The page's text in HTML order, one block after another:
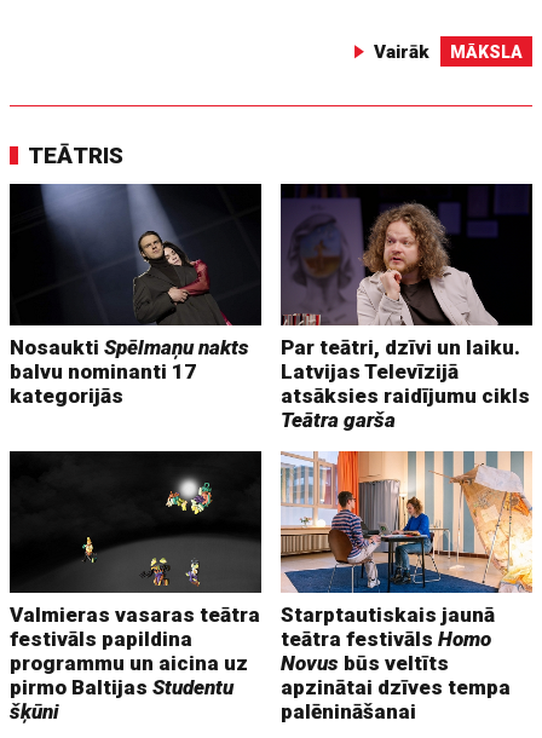
Vairāk MĀKSLA
TEĀTRIS
NosauktiSpēlmaņu nakts
balvu nominanti 17
kategorijās
Par teātri, dzīvi un laiku.
Latvijas Televīzijā
atsāksies raidījumu cikls
Teātra garša
Valmieras vasaras teātra
festivāls papildina
programmu un aicina uz
pirmo BaltijasStudentu
šķūni
Starptautiskais jaunā
teātra festivālsHomo
Novus būs veltīts
apzinātai dzīves tempa
palēnināšanai